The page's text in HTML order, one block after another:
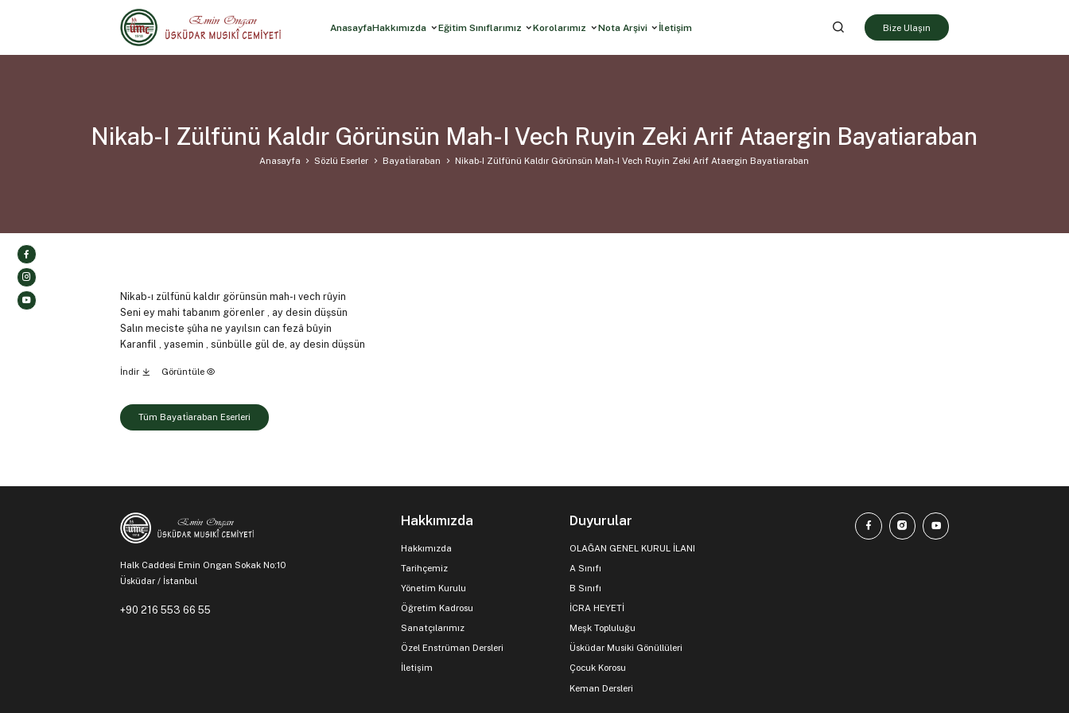
AnasayfaHakkımızda Eğitim Sınıflarımız Korolarımız Nota Arşivi İletişim Bize Ulaşın
Nikab-I Zülfünü Kaldır Görünsün Mah-I Vech Ruyin Zeki Arif Ataergin Bayatiaraban
Anasayfa Sözlü Eserler Bayati̇araban Nikab-I Zülfünü Kaldır Görünsün Mah-I Vech Ruyin Zeki Arif Ataergin Bayatiaraban
Nikab-ı zülfünü kaldır görünsün mah-ı vech rûyin
Seni ey mahi tabanım görenler , ay desin düşsün
Salın meciste şûha ne yayılsın can fezâ bûyin
Karanfil , yasemin , sünbülle gül de, ay desin düşsün
İndir Görüntüle
Tüm Bayati̇araban Eserleri
Halk Caddesi Emin Ongan Sokak No:10
Üsküdar / İstanbul
+90 216 553 66 55
Hakkımızda
Hakkımızda
Tarihçemiz
Yönetim Kurulu
Öğretim Kadrosu
Sanatçılarımız
Özel Enstrüman Dersleri
İletişim
Duyurular
OLAĞAN GENEL KURUL İLANI
A Sınıfı
B Sınıfı
İCRA HEYETİ
Meşk Topluluğu
Üsküdar Musiki Gönüllüleri
Çocuk Korosu
Keman Dersleri